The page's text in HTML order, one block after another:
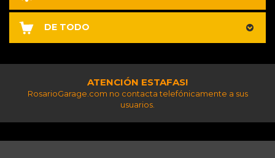
DE TODO
ATENCIÓN ESTAFAS!
RosarioGarage.com no contacta telefónicamente a sus
usuarios.